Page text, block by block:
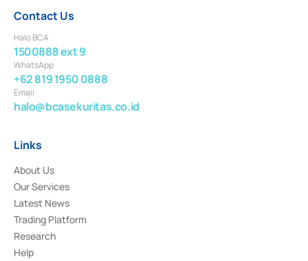
Contact Us
Halo BCA
1500888 ext 9
WhatsApp
+62 819 1950 0888
Email
halo@bcasekuritas.co.id
Links
About Us
Our Services
Latest News
Trading Platform
Research
Help